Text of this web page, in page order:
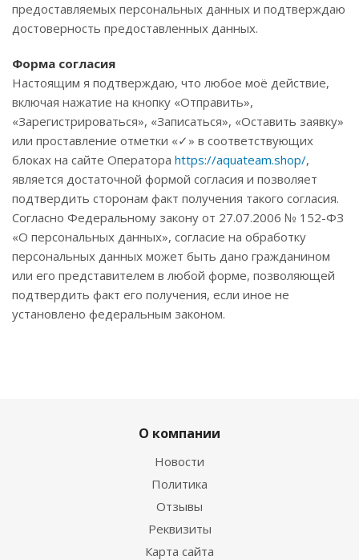
предоставляемых персональных данных и подтверждаю
достоверность предоставленных данных.
Форма согласия
Настоящим я подтверждаю, что любое моё действие,
включая нажатие на кнопку «Отправить»,
«Зарегистрироваться», «Записаться», «Оставить заявку»
или проставление отметки «✓» в соответствующих
блоках на сайте Оператора https://aquateam.shop/,
является достаточной формой согласия и позволяет
подтвердить сторонам факт получения такого согласия.
Согласно Федеральному закону от 27.07.2006 № 152-ФЗ
«О персональных данных», согласие на обработку
персональных данных может быть дано гражданином
или его представителем в любой форме, позволяющей
подтвердить факт его получения, если иное не
установлено федеральным законом.
О компании
Новости
Политика
Отзывы
Реквизиты
Карта сайта